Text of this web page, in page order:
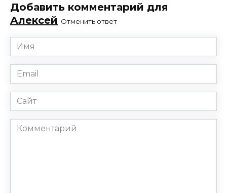
Добавить комментарий для
Алексей Отменить ответ
Имя
*
Email
*
Сайт
Комментарий